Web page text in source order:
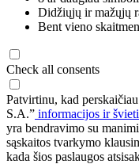
Didžiųjų ir mažųjų
Bent vieno
Check all consents
Patvirtinu, kad
S.A.” informacijos ir
yra bendravimo su
sąskaitos tvarkymo
kada šios paslaugos